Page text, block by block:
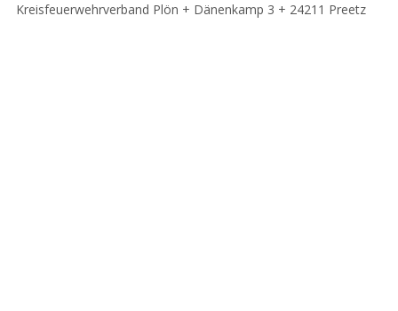
Kreisfeuerwehrverband Plön + Dänenkamp 3 + 24211 Preetz